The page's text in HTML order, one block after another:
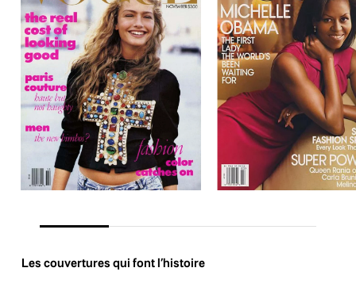
Les couvertures qui font l’histoire